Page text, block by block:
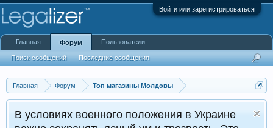
Войти или зарегистрироваться
Главная Форум Топ магазины Молдовы
В условиях военного положения в Украине
Главная Форум
Поиск сообщений Последние сообщения
Пользователи